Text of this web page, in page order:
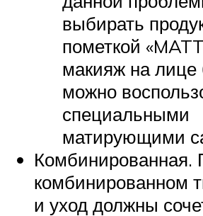
выбирать
пометкой
макияж на лице
можно
специальными
матирующими
Комбинированная.
комбинированном
и уход должны